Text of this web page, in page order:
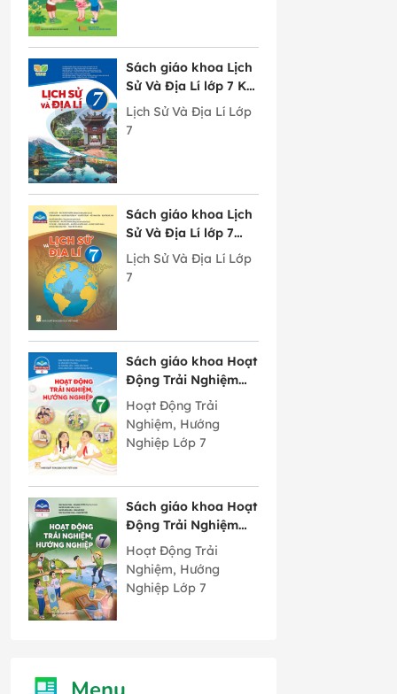
Sách giáo khoa Lịch
Sử Và Địa Lí lớp 7 Kết
Nối Tri Thức Với
Cuộc Sống
Lịch Sử Và Địa Lí Lớp
7
Sách giáo khoa Lịch
Sử Và Địa Lí lớp 7
Chân Trời Sáng Tạo
Lịch Sử Và Địa Lí Lớp
7
Sách giáo khoa Hoạt
Động Trải Nghiệm
Hướng Nghiệp lớp 7
bản 2 Chân Trời
Sáng Tạo
Hoạt Động Trải
Nghiệm, Hướng
Nghiệp Lớp 7
Sách giáo khoa Hoạt
Động Trải Nghiệm
Hướng Nghiệp lớp 7
bản 1 Chân Trời
Sáng Tạo
Hoạt Động Trải
Nghiệm, Hướng
Nghiệp Lớp 7